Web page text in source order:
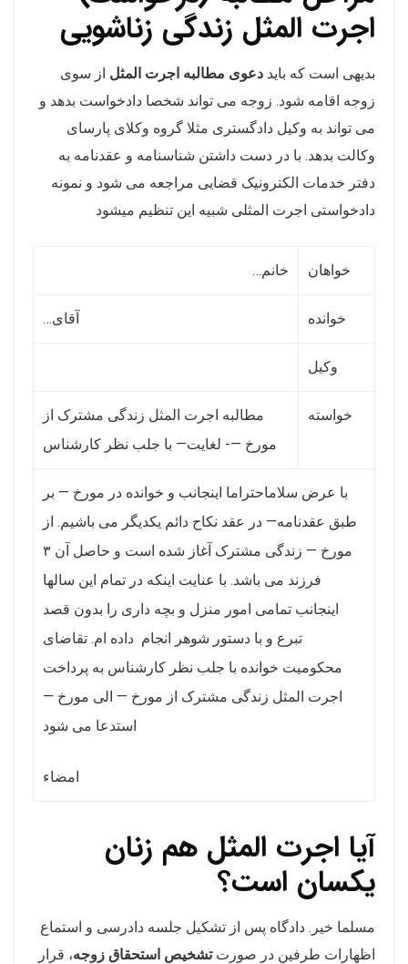
اجرت المثل زندگی زناشویی
بدیهی است که باید دعوی مطالبه اجرت المثل از سوی
زوجه اقامه شود. زوجه می تواند شخصا دادخواست بدهد و
می تواند به وکیل دادگستری مثلا گروه وکلای پارسای
وکالت بدهد. با در دست داشتن شناسنامه و عقدنامه به
دفتر خدمات الکترونیک قضایی مراجعه می شود و نمونه
دادخواستی اجرت المثلی شبیه این تنظیم میشود
خواهان خانم…
خوانده آقای…
وکیل
خواسته
مطالبه اجرت المثل زندگی مشترک از
مورخ —- لغایت— با جلب نظر کارشناس
با عرض سلاماحتراما اینجانب و خوانده در مورخ — بر
طبق عقدنامه— در عقد نکاح دائم یکدیگر می باشیم. از
مورخ — زندگی مشترک آغاز شده است و حاصل آن ۳
فرزند می باشد. با عنایت اینکه در تمام این سالها
اینجانب تمامی امور منزل و بچه داری را بدون قصد
تبرع و با دستور شوهر انجام داده ام. تقاضای
محکومیت خوانده با جلب نظر کارشناس به پرداخت
اجرت المثل زندگی مشترک از مورخ — الی مورخ —
استدعا می شود
امضاء
آیا اجرت المثل هم زنان
یکسان است؟
مسلما خیر. دادگاه پس از تشکیل جلسه دادرسی و استماع
اظهارات طرفین در صورتتشخیص استحقاق زوجه، قرار